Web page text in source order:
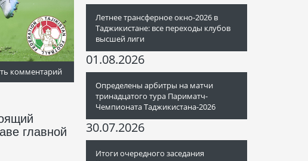
комментарий
главной
Летнее трансферное окно-2026 в
Таджикистане: все переходы клубов
высшей лиги
01.08.2026
Определены арбитры на матчи
тринадцатого тура Париматч-
Чемпионата Таджикистана-2026
30.07.2026
Итоги очередного заседания